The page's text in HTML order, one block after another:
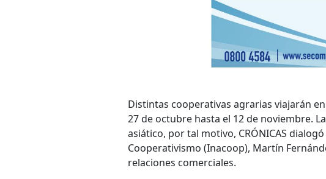
Distintas cooperativas agrarias viajarán
27 de octubre hasta el 12 de noviembre.
asiático, por tal motivo, CRÓNICAS
Cooperativismo (Inacoop), Martín
relaciones comerciales.